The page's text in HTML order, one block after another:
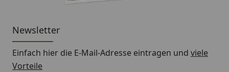
Newsletter
Einfach hier die E-Mail-Adresse eintragen und viele
Vorteile